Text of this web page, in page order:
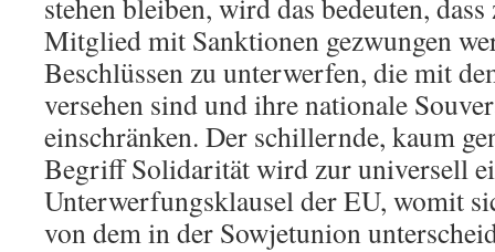
Mitglied mit Sanktionen gezwungen
Beschlüssen zu unterwerfen, die mit
versehen sind und ihre nationale
einschränken. Der schillernde, kaum
Begriff Solidarität wird zur universell
Unterwerfungsklausel der EU, womit
von dem in der Sowjetunion